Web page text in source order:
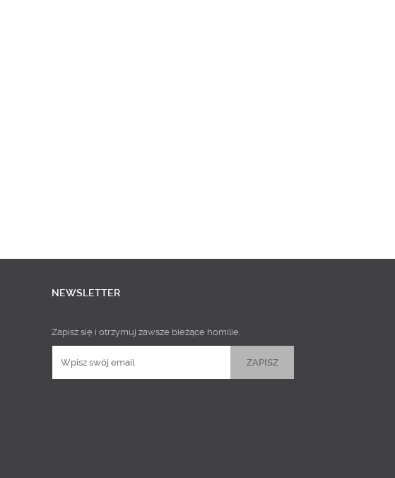
NEWSLETTER
Zapisz się i otrzymuj zawsze bieżące homilie.